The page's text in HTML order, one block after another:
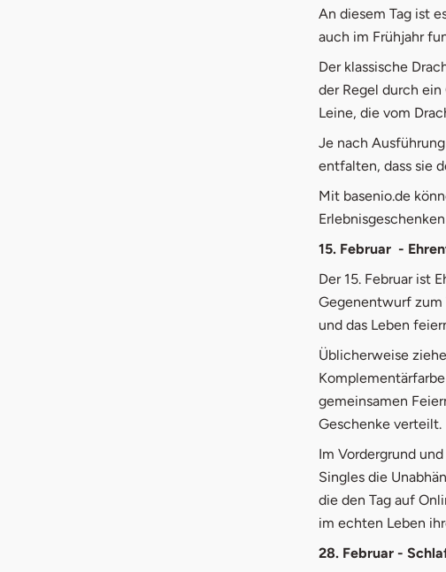
An diesem Tag ist
auch im Frühjahr
Der klassische
der Regel durch
Leine, die vom
Je nach
entfalten, dass sie
Mit basenio.de
15. Februar -
Der 15. Februar ist
Gegenentwurf zum
und das Leben
Üblicherweise
gemeinsamen
Geschenke verteilt.
Im Vordergrund
Singles die
die den Tag auf
im echten Leben
28. Februar -